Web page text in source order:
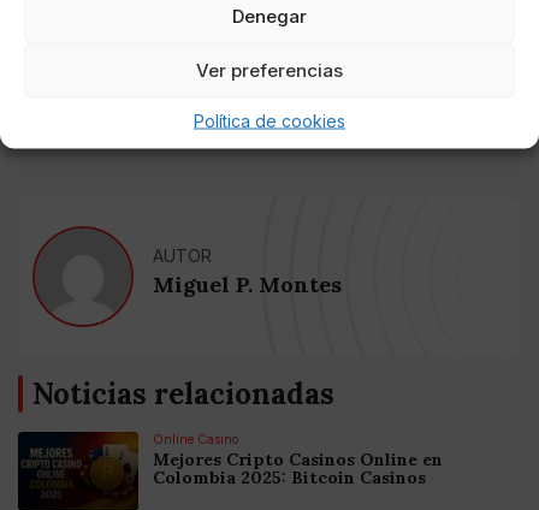
Denegar
Ver preferencias
Política de cookies
Global. Es un peso pesado en Bruselas, procedente
carrera diplomática en 2015 para apoyar la
AUTOR
Miguel P. Montes
Noticias relacionadas
Online Casino
Mejores Cripto Casinos Online en
Colombia 2025: Bitcoin Casinos